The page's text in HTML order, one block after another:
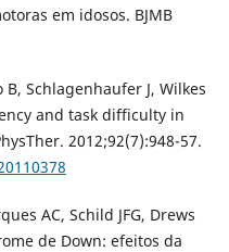
em idosos. BJMB
B, Schlagenhaufer J, Wilkes
and task difficulty in
2012;92(7):948-57.
AC, Schild JFG, Drews
de Down: efeitos da